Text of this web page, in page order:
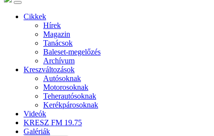
Cikkek
Hírek
Magazin
Tanácsok
Baleset-megelőzés
Archívum
Kreszváltozások
Autósoknak
Motorosoknak
Teherautósoknak
Kerékpárosoknak
Videók
KRESZ FM 19.75
Galériák